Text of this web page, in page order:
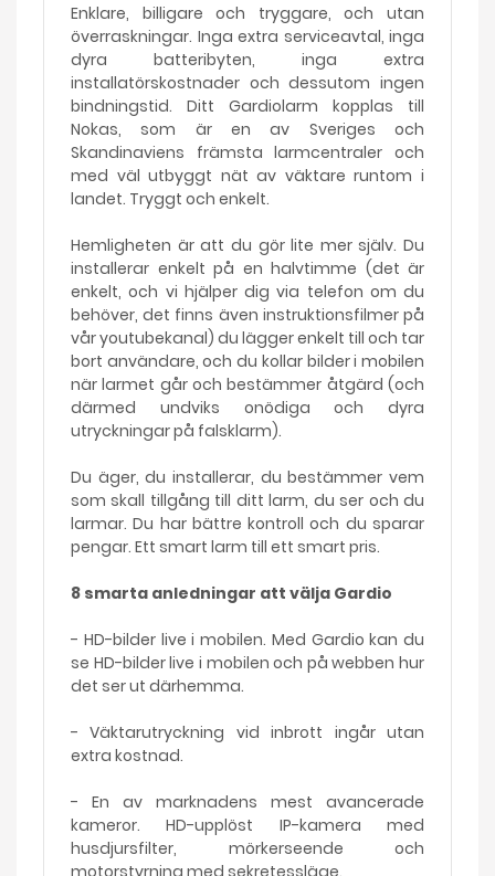
Enklare, billigare och tryggare, och utan
överraskningar. Inga extra serviceavtal, inga
dyra batteribyten, inga extra
installatörskostnader och dessutom ingen
bindningstid. Ditt Gardiolarm kopplas till
Nokas, som är en av Sveriges och
Skandinaviens främsta larmcentraler och
med väl utbyggt nät av väktare runtom i
landet. Tryggt och enkelt.
Hemligheten är att du gör lite mer själv. Du
installerar enkelt på en halvtimme (det är
enkelt, och vi hjälper dig via telefon om du
behöver, det finns även instruktionsfilmer på
vår youtubekanal) du lägger enkelt till och tar
bort användare, och du kollar bilder i mobilen
när larmet går och bestämmer åtgärd (och
därmed undviks onödiga och dyra
utryckningar på falsklarm).
Du äger, du installerar, du bestämmer vem
som skall tillgång till ditt larm, du ser och du
larmar. Du har bättre kontroll och du sparar
pengar. Ett smart larm till ett smart pris.
8 smarta anledningar att välja Gardio
- HD-bilder live i mobilen. Med Gardio kan du
se HD-bilder live i mobilen och på webben hur
det ser ut därhemma.
- Väktarutryckning vid inbrott ingår utan
extra kostnad.
- En av marknadens mest avancerade
kameror. HD-upplöst IP-kamera med
husdjursfilter, mörkerseende och
motorstyrning med sekretessläge.